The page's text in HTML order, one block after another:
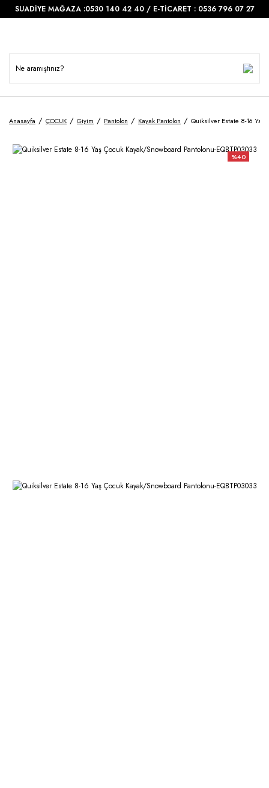
SUADİYE MAĞAZA :0530 140 42 40 / E-TİCARET : 0536 796 07 27
Anasayfa ÇOCUK Giyim Pantolon Kayak Pantolon Quiksilver Estate 8-16 Yaş
%40